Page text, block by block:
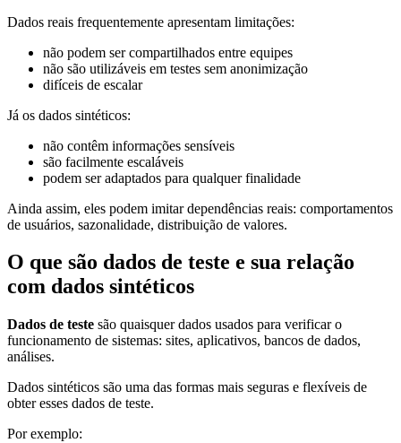
Dados reais frequentemente apresentam limitações:
não podem ser compartilhados entre equipes
não são utilizáveis em testes sem anonimização
difíceis de escalar
Já os dados sintéticos:
não contêm informações sensíveis
são facilmente escaláveis
podem ser adaptados para qualquer finalidade
Ainda assim, eles podem imitar dependências reais: comportamentos
de usuários, sazonalidade, distribuição de valores.
O que são dados de teste e sua relação
com dados sintéticos
Dados de teste são quaisquer dados usados para verificar o
funcionamento de sistemas: sites, aplicativos, bancos de dados,
análises.
Dados sintéticos são uma das formas mais seguras e flexíveis de
obter esses dados de teste.
Por exemplo: